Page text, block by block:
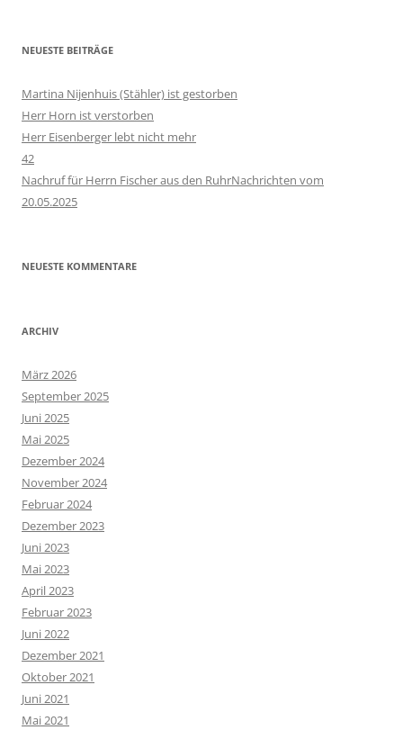
NEUESTE BEITRÄGE
Martina Nijenhuis (Stähler) ist gestorben
Herr Horn ist verstorben
Herr Eisenberger lebt nicht mehr
42
Nachruf für Herrn Fischer aus den RuhrNachrichten vom
20.05.2025
NEUESTE KOMMENTARE
ARCHIV
März 2026
September 2025
Juni 2025
Mai 2025
Dezember 2024
November 2024
Februar 2024
Dezember 2023
Juni 2023
Mai 2023
April 2023
Februar 2023
Juni 2022
Dezember 2021
Oktober 2021
Juni 2021
Mai 2021